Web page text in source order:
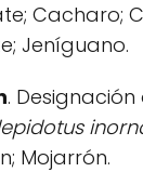
Cacharo;
Jeníguano.
.
Mojarrón.